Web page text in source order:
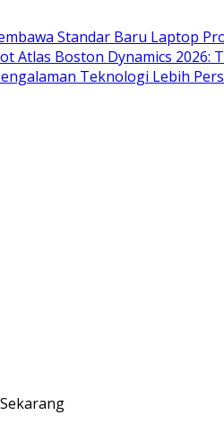
Standar Baru Laptop
Atlas Boston Dynamics 2026:
Teknologi Lebih